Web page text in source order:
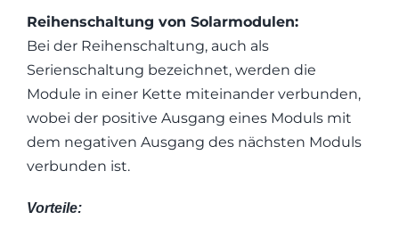
Reihenschaltung von Solarmodulen:
Bei der Reihenschaltung, auch als
Serienschaltung bezeichnet, werden die
Module in einer Kette miteinander verbunden,
wobei der positive Ausgang eines Moduls mit
dem negativen Ausgang des nächsten Moduls
verbunden ist.
Vorteile: